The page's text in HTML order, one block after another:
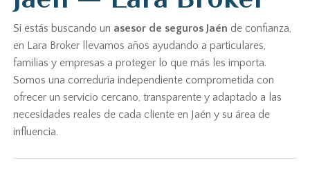
Si estás buscando un asesor de seguros Jaén de confianza,
en Lara Broker llevamos años ayudando a particulares,
familias y empresas a proteger lo que más les importa.
Somos una correduría independiente comprometida con
ofrecer un servicio cercano, transparente y adaptado a las
necesidades reales de cada cliente en Jaén y su área de
influencia.